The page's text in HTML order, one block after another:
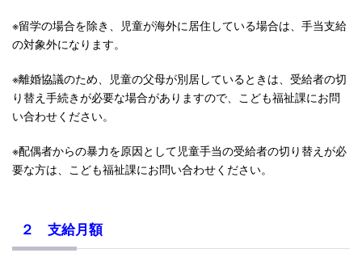
※留学の場合を除き、児童が海外に居住している場合は、手当支給
の対象外になります。
※離婚協議のため、児童の父母が別居しているときは、受給者の切
り替え手続きが必要な場合がありますので、こども福祉課にお問
い合わせください。
※配偶者からの暴力を原因として児童手当の受給者の切り替えが必
要な方は、こども福祉課にお問い合わせください。
２ 支給月額